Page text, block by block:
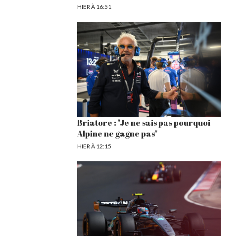
HIER À 16:51
Briatore : "Je ne sais pas pourquoi
Alpine ne gagne pas"
HIER À 12:15